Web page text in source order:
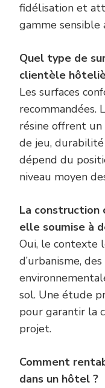
fidélisation et
gamme sensible
Quel type de
clientèle
Les surfaces
recommandées.
résine offrent
de jeu,
dépend du
niveau moyen
La construction
elle soumise à
Oui, le contexte
d’urbanisme,
sol. Une étude
pour garantir la
projet.
Comment
dans un hôtel ?